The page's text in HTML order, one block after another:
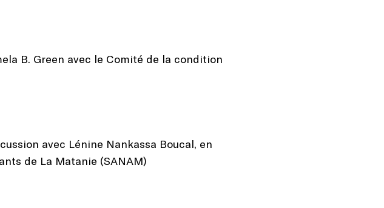
B. Green avec le Comité de la condition
avec Lénine Nankassa Boucal, en
de La Matanie (SANAM)